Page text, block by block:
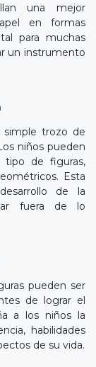
una mejor
en formas
para muchas
un instrumento
simple trozo de
niños pueden
tipo de figuras,
Esta
de la
fuera de lo
pueden ser
de lograr el
a los niños la
habilidades
de su vida.